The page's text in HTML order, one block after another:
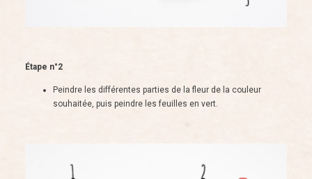
Étape n°2
Peindre les différentes parties de la fleur de la couleur
souhaitée, puis peindre les feuilles en vert.